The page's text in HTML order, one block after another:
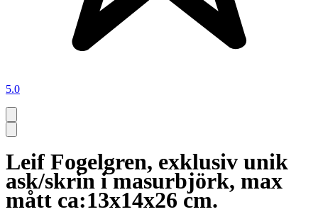
5.0
Leif Fogelgren, exklusiv unik
ask/skrin i masurbjörk, max
mått ca:13x14x26 cm.